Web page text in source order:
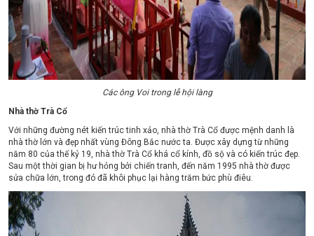
Các ông Voi trong lễ hội làng
Nhà thờ Trà Cổ
Với những đường nét kiến trúc tinh xảo, nhà thờ Trà Cổ được mệnh danh là
nhà thờ lớn và đẹp nhất vùng Đông Bắc nước ta. Được xây dựng từ những
năm 80 của thế kỷ 19, nhà thờ Trà Cổ khá cổ kính, đồ sộ và có kiến trúc đẹp.
Sau một thời gian bị hư hỏng bởi chiến tranh, đến năm 1995 nhà thờ được
sửa chữa lớn, trong đó đã khôi phục lại hàng trăm bức phù điêu.